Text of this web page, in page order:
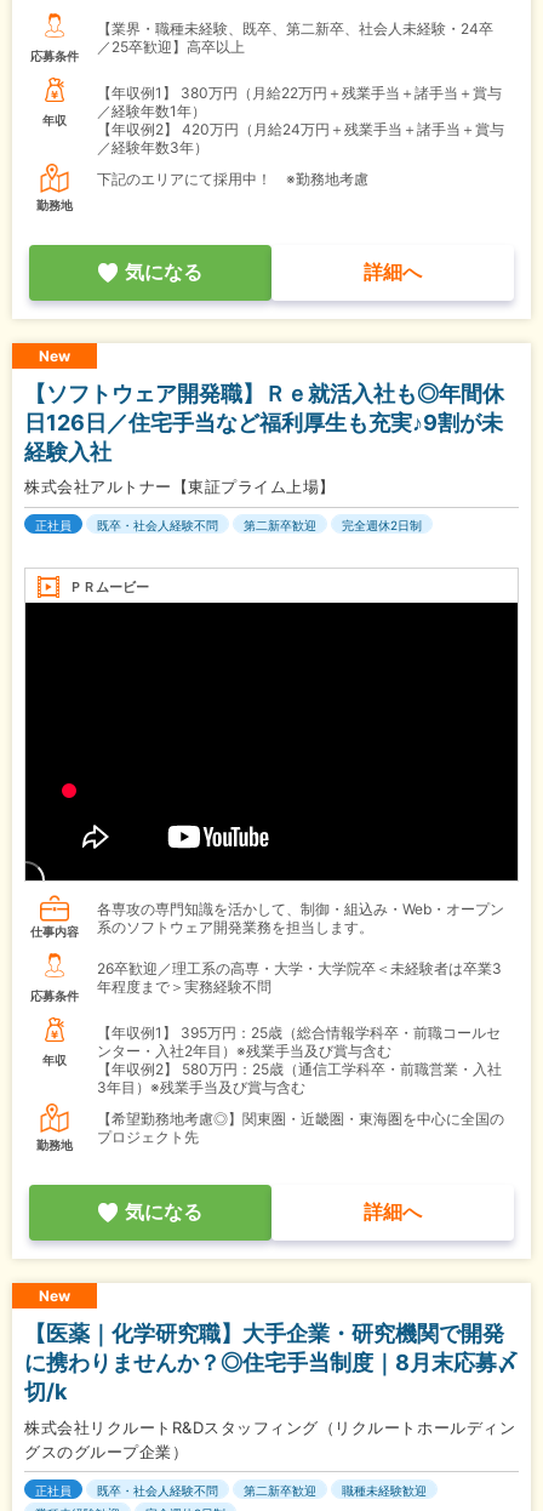
応募条件
【業界・職種未経験、既卒、第二新卒、社会人未経験・24卒
／25卒歓迎】高卒以上
年収
【年収例1】
380万円（月給22万円＋残業手当＋諸手当＋賞与
／経験年数1年）
【年収例2】
420万円（月給24万円＋残業手当＋諸手当＋賞与
／経験年数3年）
勤務地
下記のエリアにて採用中！ ※勤務地考慮
気になる 詳細へ
New
【ソフトウェア開発職】Ｒｅ就活入社も◎年間休
日126日／住宅手当など福利厚生も充実♪9割が未
経験入社
株式会社アルトナー【東証プライム上場】
正社員 既卒・社会人経験不問 第二新卒歓迎 完全週休2日制
ＰＲムービー
仕事内容
各専攻の専門知識を活かして、制御・組込み・Web・オープン
系のソフトウェア開発業務を担当します。
応募条件
26卒歓迎／理工系の高専・大学・大学院卒＜未経験者は卒業3
年程度まで＞実務経験不問
年収
【年収例1】
395万円：25歳（総合情報学科卒・前職コールセ
ンター・入社2年目）※残業手当及び賞与含む
【年収例2】
580万円：25歳（通信工学科卒・前職営業・入社
3年目）※残業手当及び賞与含む
勤務地
【希望勤務地考慮◎】関東圏・近畿圏・東海圏を中心に全国の
プロジェクト先
気になる 詳細へ
New
【医薬｜化学研究職】大手企業・研究機関で開発
に携わりませんか？◎住宅手当制度｜8月末応募〆
切/k
株式会社リクルートR&Dスタッフィング（リクルートホールディン
グスのグループ企業）
正社員 既卒・社会人経験不問 第二新卒歓迎
職種未経験歓迎